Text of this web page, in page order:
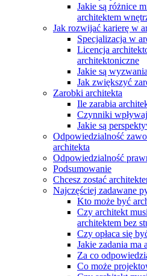
Jakie są różnice
architektem
Jak rozwijać karierę w
Specjalizacja w
Licencja
architektoniczne
Jakie są
Jak zwiększyć
Zarobki architekta
Ile zarabia
Czynniki
Jakie są
Odpowiedzialność
architekta
Odpowiedzialność
Podsumowanie
Chcesz zostać
Najczęściej zadawane
Kto może być
Czy architekt
architektem bez
Czy opłaca się
Jakie zadania ma
Za co
Co może